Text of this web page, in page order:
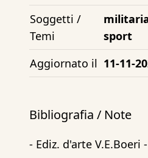
Soggetti /
Temi
sport
Aggiornato il 11-11-
Bibliografia / Note
- Ediz. d'arte V.E.Boeri